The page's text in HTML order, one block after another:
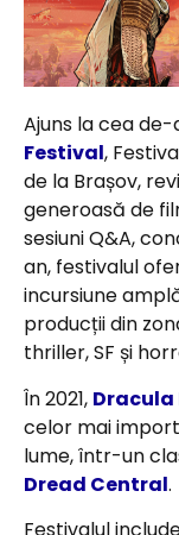
Ajuns la cea de-
Festival,
de la Brașov,
generoasă de
sesiuni Q&A,
an, festivalul
incursiune
producții din
thriller, SF și
În 2021, Dracula
celor mai
lume, într-un
Dread Central.